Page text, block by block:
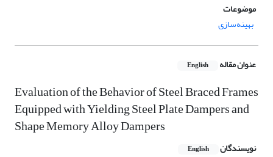
موضوعات
بهینه‌سازی
عنوان مقاله English
Evaluation of the Behavior of Steel Braced Frames
Equipped with Yielding Steel Plate Dampers and
Shape Memory Alloy Dampers
نویسندگان English